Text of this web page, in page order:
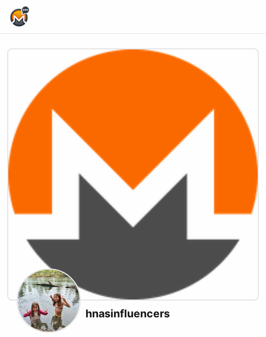
hnasinfluencers